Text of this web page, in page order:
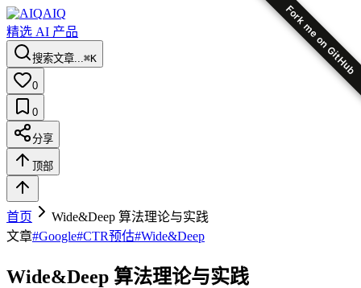
Fork me on GitHub
AIQ
精选 AI 产品
搜索文章...⌘K
0
0
分享
顶部
首页
Wide&Deep 算法理论与实践
文章#Google#CTR预估#Wide&Deep
Wide&Deep 算法理论与实践